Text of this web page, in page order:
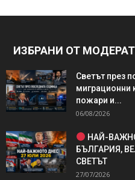
ИЗБРАНИ ОТ
Светът през
миграционни
пожари и...
06/08/2026
НАЙ-
БЪЛГАРИЯ,
СВЕТЪТ
27/07/2026